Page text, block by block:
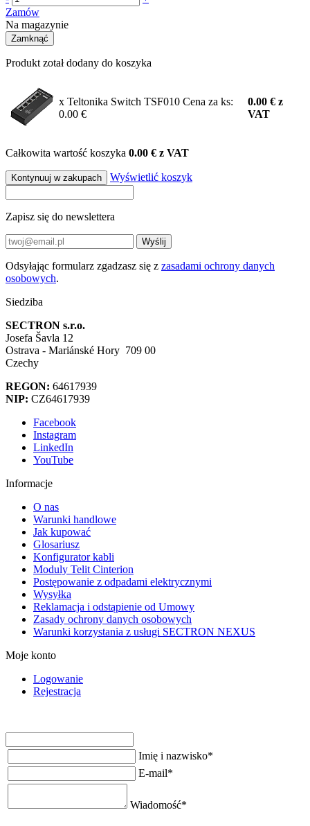
Zamów
Na magazynie
Zamknąć
Produkt zotał dodany do koszyka
x Teltonika Switch TSF010 Cena za ks:
0.00 €
0.00 € z
VAT
Całkowita wartość koszyka 0.00 € z VAT
Kontynuuj w zakupach Wyświetlić koszyk
Zapisz się do newslettera
Wyślij
Odsyłając formularz zgadzasz się z zasadami ochrony danych
osobowych.
Siedziba
SECTRON s.r.o.
Josefa Šavla 12
Ostrava - Mariánské Hory 709 00
Czechy
REGON: 64617939
NIP: CZ64617939
Facebook
Instagram
LinkedIn
YouTube
Informacje
O nas
Warunki handlowe
Jak kupować
Glosariusz
Konfigurator kabli
Moduly Telit Cinterion
Postępowanie z odpadami elektrycznymi
Wysyłka
Reklamacja i odstąpienie od Umowy
Zasady ochrony danych osobowych
Warunki korzystania z usługi SECTRON NEXUS
Moje konto
Logowanie
Rejestracja
Imię i nazwisko*
E-mail*
Wiadomość*